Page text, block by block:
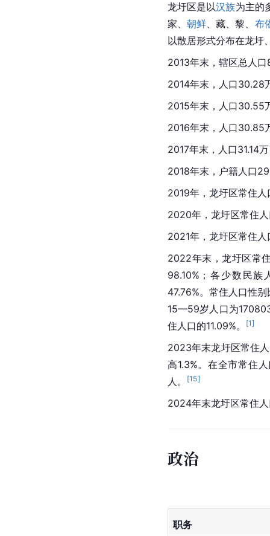
龙圩区是以汉族为主的
家、朝鲜、藏、黎、 布
以散居形式分布在龙圩
2013年末，辖区总人
2014年末，人口30.28
2015年末，人口30.55
2016年末，人口
2017年末，人口31.14
2018年末，户籍人口
2019年，龙圩区常住
2020年，龙圩区常住
2021年，龙圩区常住
2022年末，龙圩区常
98.10%；各少数民
47.76%。常住人口性
15—59岁人口为
住人口的11.09%。
[1]
2023年末龙圩区常住
高1.3%。在全市常住
人。
[15]
2024年末龙圩区常住
政治
职务